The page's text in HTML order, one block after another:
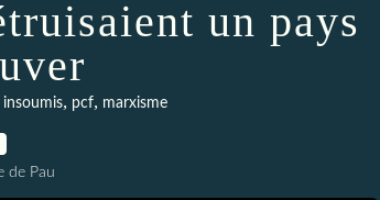
un pays
insoumis, pcf, marxisme
de Pau